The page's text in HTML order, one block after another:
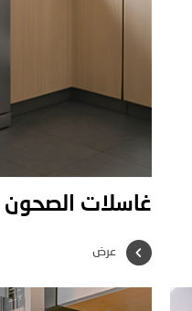
غاسلات الصحون
عرض